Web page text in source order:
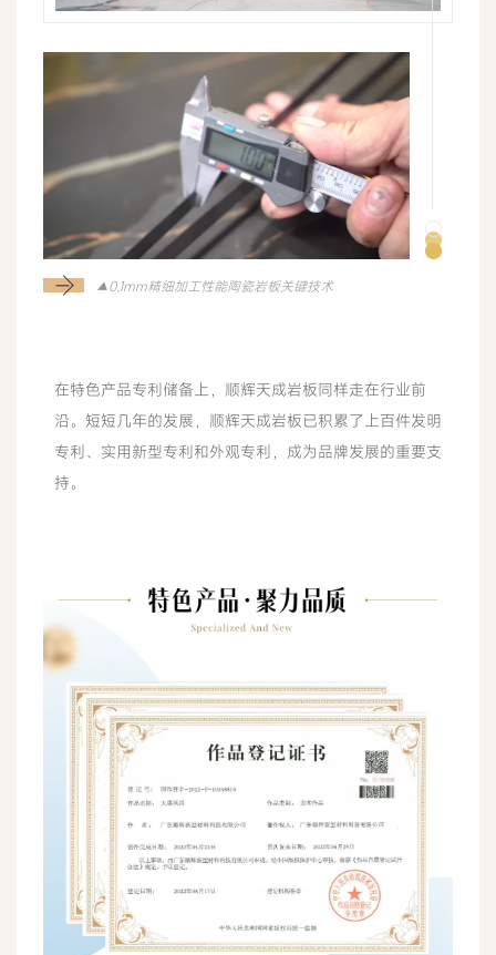
▲0.1mm精细加工性能陶瓷岩板关键技术
在特色产品专利储备上，顺辉天成岩板同样走在行业前
沿。短短几年的发展，顺辉天成岩板已积累了上百件发明
专利、实用新型专利和外观专利，成为品牌发展的重要支
持。